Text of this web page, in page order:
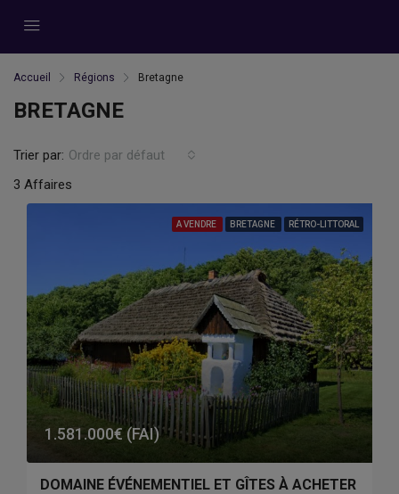
Accueil Régions Bretagne
BRETAGNE
3 Affaires
Trier par: Ordre par défaut
A VENDRE BRETAGNE RÉTRO-LITTORAL
1.581.000€ (FAI)
DOMAINE ÉVÉNEMENTIEL ET GÎTES À ACHETER